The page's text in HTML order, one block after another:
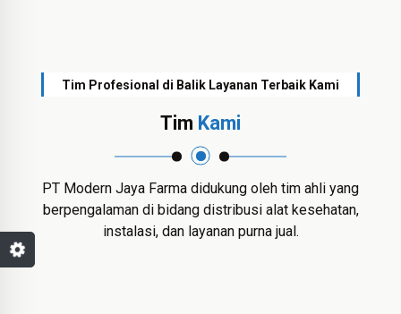
Tim Profesional di Balik Layanan Terbaik Kami
Tim Kami
PT Modern Jaya Farma didukung oleh tim ahli yang
berpengalaman di bidang distribusi alat kesehatan,
instalasi, dan layanan purna jual.